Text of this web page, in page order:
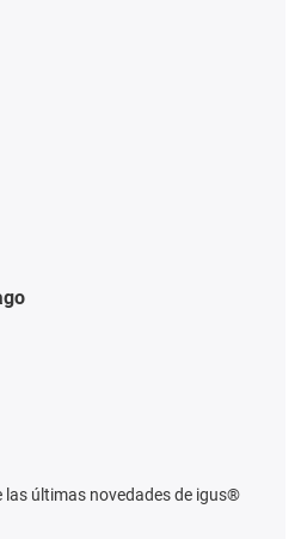
últimas novedades de igus®